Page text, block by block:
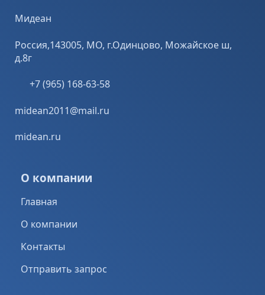
Мидеан
Россия,143005, МО, г.Одинцово, Можайское ш,
д.8г
+7 (965) 168-63-58
midean2011@mail.ru
midean.ru
О компании
Главная
О компании
Контакты
Отправить запрос